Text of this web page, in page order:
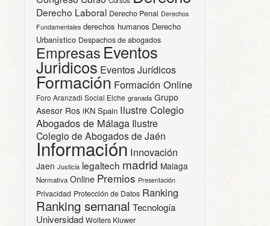
Derecho Laboral Derecho Penal Derechos
Fundamentales derechos humanos Derecho
Urbanístico Despachos de abogados
Empresas Eventos
Juridicos Eventos Jurídicos
Formación Formación Online
Foro Aranzadi Social Elche granada Grupo
Asesor Ros iKN Spain Ilustre Colegio
Abogados de Málaga Ilustre
Colegio de Abogados de Jaén
Información Innovación
Jaen Justicia legaltech madrid Malaga
Normativa Online Premios Presentación
Privacidad Protección de Datos Ranking
Ranking semanal Tecnología
Universidad Wolters Kluwer